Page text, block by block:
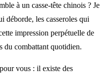
à un casse-tête chinois ? Je
déborde, les casseroles qui
impression perpétuelle de
du combattant quotidien.
vous : il existe des